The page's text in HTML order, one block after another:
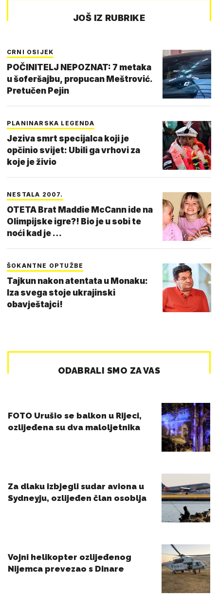
JOŠ IZ RUBRIKE
CRNI OSIJEK
POČINITELJ NEPOZNAT: 7 metaka
u šoferšajbu, propucan Meštrović.
Pretučen Pejin
PLANINARSKA LEGENDA
Jeziva smrt specijalca koji je
opčinio svijet: Ubili ga vrhovi za
koje je živio
NESTALA 2007.
OTETA Brat Maddie McCann ide na
Olimpijske igre?! Bio je u sobi te
noći kad je …
ŠOKANTNE OPTUŽBE
Tajkun nakon atentata u Monaku:
Iza svega stoje ukrajinski
obavještajci!